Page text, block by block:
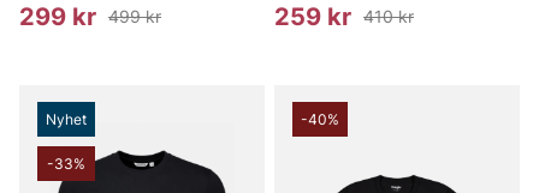
299 kr 499 kr 259 kr 410 kr
Nyhet
-33%
-40%